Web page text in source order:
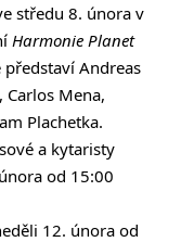
středu 8. února v
Harmonie Planet
představí Andreas
Carlos Mena,
Plachetka.
a kytaristy
od 15:00
12. února od